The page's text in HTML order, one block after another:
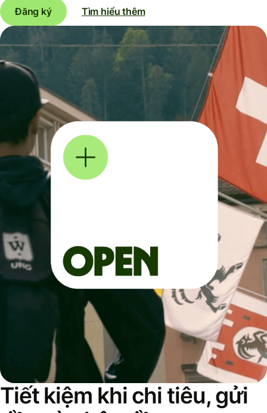
Đăng ký Tìm hiểu thêm
Tiết kiệm khi chi tiêu, gửi